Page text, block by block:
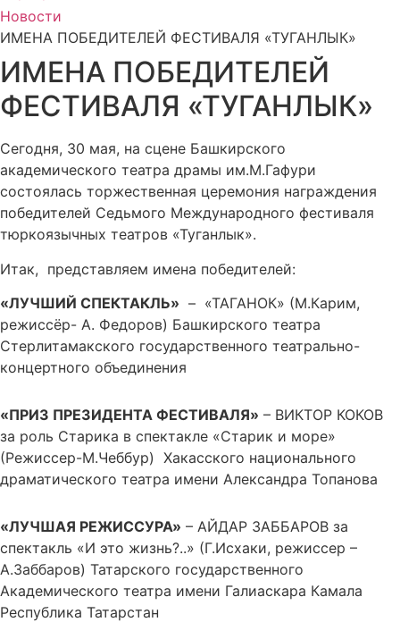
Новости
ИМЕНА ПОБЕДИТЕЛЕЙ ФЕСТИВАЛЯ «ТУГАНЛЫК»
ИМЕНА ПОБЕДИТЕЛЕЙ
ФЕСТИВАЛЯ «ТУГАНЛЫК»
Сегодня, 30 мая, на сцене Башкирского
академического театра драмы им.М.Гафури
состоялась торжественная церемония награждения
победителей Седьмого Международного фестиваля
тюркоязычных театров «Туганлык».
Итак, представляем имена победителей:
«ЛУЧШИЙ СПЕКТАКЛЬ» – «ТАГАНОК» (М.Карим,
режиссёр- А. Федоров) Башкирского театра
Стерлитамакского государственного театрально-
концертного объединения
«ПРИЗ ПРЕЗИДЕНТА ФЕСТИВАЛЯ» – ВИКТОР КОКОВ
за роль Старика в спектакле «Старик и море»
(Режиссер-М.Чеббур) Хакасского национального
драматического театра имени Александра Топанова
«ЛУЧШАЯ РЕЖИССУРА» – АЙДАР ЗАББАРОВ за
спектакль «И это жизнь?..» (Г.Исхаки, режиссер –
А.Заббаров) Татарского государственного
Академического театра имени Галиаскара Камала
Республика Татарстан